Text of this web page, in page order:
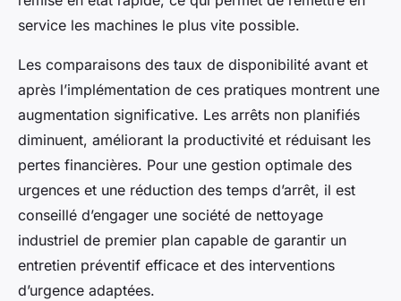
service les machines le plus vite possible.
Les comparaisons des taux de disponibilité avant et
après l’implémentation de ces pratiques montrent une
augmentation significative. Les arrêts non planifiés
diminuent, améliorant la productivité et réduisant les
pertes financières. Pour une gestion optimale des
urgences et une réduction des temps d’arrêt, il est
conseillé d’engager une société de nettoyage
industriel de premier plan capable de garantir un
entretien préventif efficace et des interventions
d’urgence adaptées.